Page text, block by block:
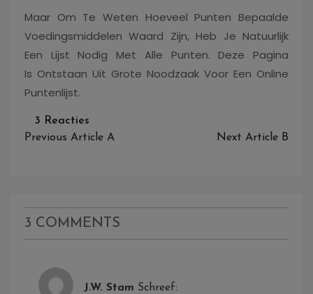
Maar Om Te Weten Hoeveel Punten Bepaalde
Voedingsmiddelen Waard Zijn, Heb Je Natuurlijk
Een Lijst Nodig Met Alle Punten. Deze Pagina
Is Ontstaan Uit Grote Noodzaak Voor Een Online
Puntenlijst.
3 Reacties
Welkom
Puntenlijst
Bericht
Previous Article A Next Article B
3 COMMENTS
J.W. Stam Schreef: